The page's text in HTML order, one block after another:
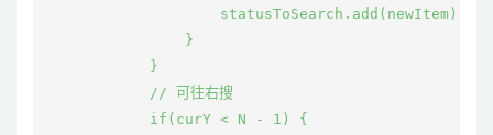
                    statusToSearch.add(newItem);
                }
            }
            // 可往右搜
            if(curY < N - 1) {